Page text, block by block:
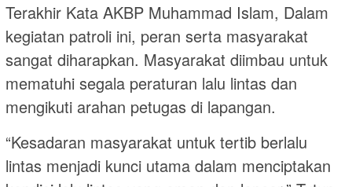
Terakhir Kata AKBP Muhammad Islam, Dalam
kegiatan patroli ini, peran serta masyarakat
sangat diharapkan. Masyarakat diimbau untuk
mematuhi segala peraturan lalu lintas dan
mengikuti arahan petugas di lapangan.
“Kesadaran masyarakat untuk tertib berlalu
lintas menjadi kunci utama dalam menciptakan